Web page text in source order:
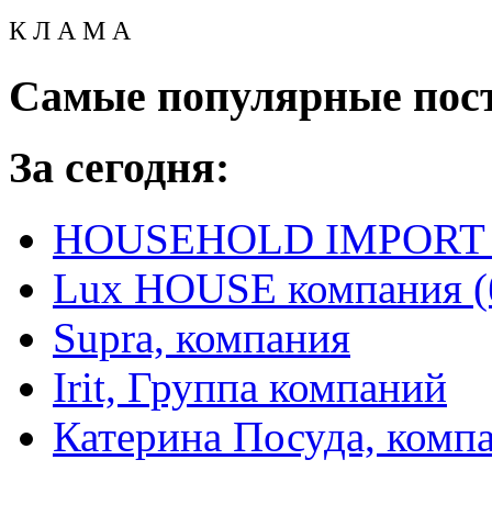
К Л А М А
Самые популярные
За сегодня:
HOUSEHOLD
Lux HOUSE компания
Supra, компания
Irit, Группа компаний
Катерина Посуда,